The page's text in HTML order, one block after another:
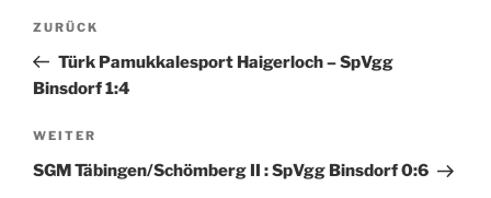
Beitragsnavigation
Vorheriger
Beitrag
ZURÜCK
Türk Pamukkalesport Haigerloch – SpVgg
Binsdorf 1:4
Nächster
Beitrag
WEITER
SGM Täbingen/Schömberg II : SpVgg Binsdorf 0:6